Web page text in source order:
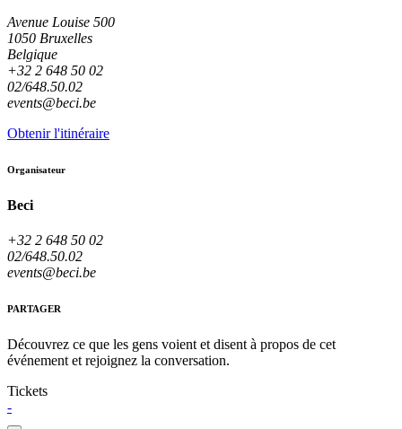
Avenue Louise 500
1050 Bruxelles
Belgique
+32 2 648 50 02
02/648.50.02
events@beci.be
Obtenir l'itinéraire
Organisateur
Beci
+32 2 648 50 02
02/648.50.02
events@beci.be
PARTAGER
Découvrez ce que les gens voient et disent à propos de cet
événement et rejoignez la conversation.
Tickets
-